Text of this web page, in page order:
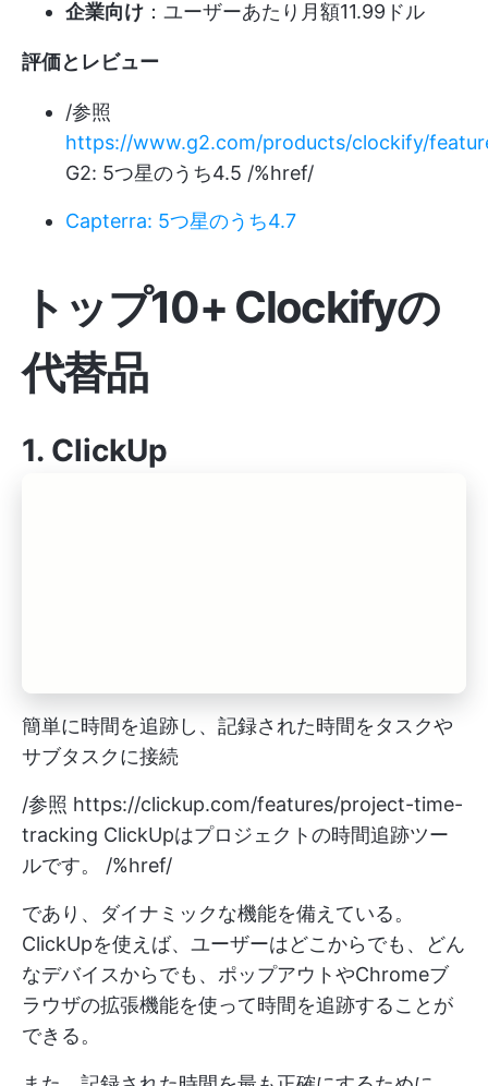
企業向け ：ユーザーあたり月額11.99ドル
評価とレビュー
/参照
https://www.g2.com/products/clockify/
G2: 5つ星のうち4.5 /%href/
Capterra: 5つ星のうち4.7
トップ10+ Clockifyの
代替品
1. ClickUp
簡単に時間を追跡し、記録された時間をタスクや
サブタスクに接続
/参照 https://clickup.com/features/project-time-
tracking ClickUpはプロジェクトの時間追跡ツー
ルです。 /%href/
であり、ダイナミックな機能を備えている。
ClickUpを使えば、ユーザーはどこからでも、どん
なデバイスからでも、ポップアウトやChromeブ
ラウザの拡張機能を使って時間を追跡することが
できる。